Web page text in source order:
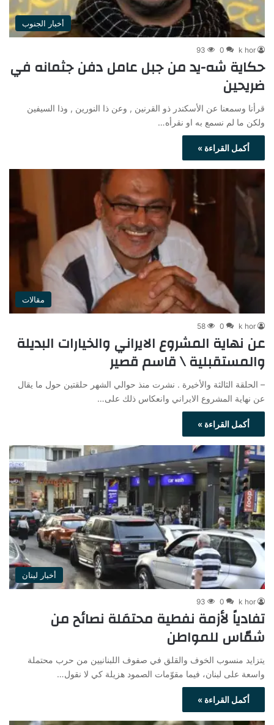
أخبار الجنوب
k hor
0
93
حكاية شه-يد من جبل عامل دفن جثمانه في
ضريحين
قرأنا وسمعنا عن الأسكندر ذو القرنين , وعن ذا النورين , وذا السيفين
ولكن ما لم نسمع به او نقرأه…
أكمل القراءة »
مقالات
k hor
0
58
عن نهاية المشروع الايراني والخيارات البديلة
والمستقبلية \ قاسم قصير
– الحلقة الثالثة والأخيرة . نشرت منذ حوالي الشهر حلقتين حول ما يقال
عن نهاية المشروع الايراني وانعكاس ذلك على…
أكمل القراءة »
أخبار لبنان
k hor
0
93
تفادياً لأزمة نفطية محتمَلة نصائح من
شمّاس للمواطن
يتزايد منسوب الخوف والقلق في صفوف اللبنانيين من حرب محتملة
واسعة على لبنان، فيما مقوّمات الصمود هزيلة كي لا نقول…
أكمل القراءة »